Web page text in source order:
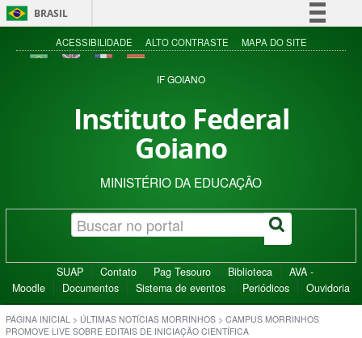
BRASIL
Simplifique!
Acesso à informação
ACESSIBILIDADE ALTO CONTRASTE MAPA DO SITE
IF GOIANO
Instituto Federal
Goiano
MINISTÉRIO DA EDUCAÇÃO
SUAP Contato Pag Tesouro Biblioteca
AVA -
Moodle
Documentos Sistema de eventos Periódicos Ouvidoria
PÁGINA INICIAL > ÚLTIMAS NOTÍCIAS MORRINHOS > CAMPUS MORRINHOS
PROMOVE LIVE SOBRE EDITAIS DE INICIAÇÃO CIENTÍFICA